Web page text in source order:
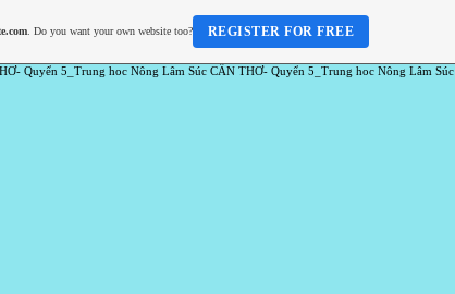
Quyển 5_Trung hoc Nông Lâm Súc CẦN THƠ- Quyển 5_Trung hoc Nông Lâm Súc
. Do you want your own website too? REGISTER FOR FREE